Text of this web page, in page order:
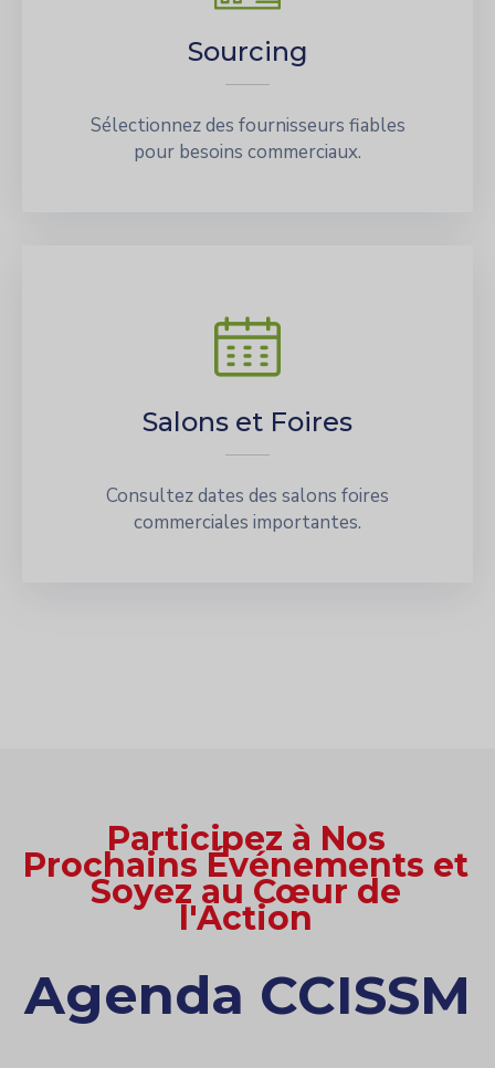
Sourcing
Sélectionnez des fournisseurs fiables
pour besoins commerciaux.
Salons et Foires
Consultez dates des salons foires
commerciales importantes.
Participez à Nos
Prochains Événements et
Soyez au Cœur de
l'Action
Agenda CCISSM